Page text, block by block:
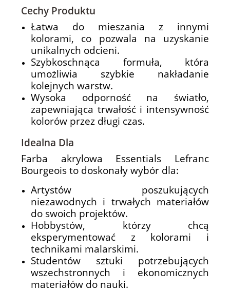
Cechy Produktu
Łatwa do mieszania z innymi
kolorami, co pozwala na uzyskanie
unikalnych odcieni.
Szybkoschnąca formuła, która
umożliwia szybkie nakładanie
kolejnych warstw.
Wysoka odporność na światło,
zapewniająca trwałość i intensywność
kolorów przez długi czas.
Idealna Dla
Farba akrylowa Essentials Lefranc
Bourgeois to doskonały wybór dla:
Artystów poszukujących
niezawodnych i trwałych materiałów
do swoich projektów.
Hobbystów, którzy chcą
eksperymentować z kolorami i
technikami malarskimi.
Studentów sztuki potrzebujących
wszechstronnych i ekonomicznych
materiałów do nauki.